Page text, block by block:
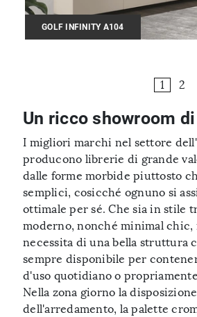
GOLF INFINITY A104
1 2
Un ricco showroom
I migliori marchi nel settore
producono librerie di grande
dalle forme morbide piuttosto
semplici, cosicché ognuno si
ottimale per sé. Che sia in stile
moderno, nonché minimal chic,
necessita di una bella struttura
sempre disponibile per
d'uso quotidiano o
Nella zona giorno la disposizione
dell'arredamento, la palette